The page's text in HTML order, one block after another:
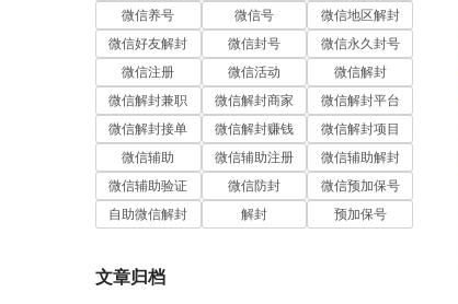
微信养号
微信号
微信地区解封
微信好友解封
微信封号
微信永久封号
微信注册
微信活动
微信解封
微信解封兼职
微信解封商家
微信解封平台
微信解封接单
微信解封赚钱
微信解封项目
微信辅助
微信辅助注册
微信辅助解封
微信辅助验证
微信防封
微信预加保号
自助微信解封
解封 预加保号
文章归档